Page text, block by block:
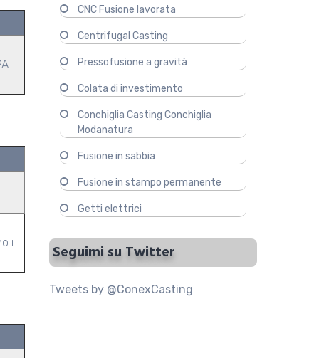
i
CNC Fusione lavorata
Centrifugal Casting
Pressofusione a gravità
Colata di investimento
Conchiglia Casting Conchiglia
Modanatura
Fusione in sabbia
Fusione in stampo permanente
Getti elettrici
Seguimi su Twitter
Tweets by @ConexCasting